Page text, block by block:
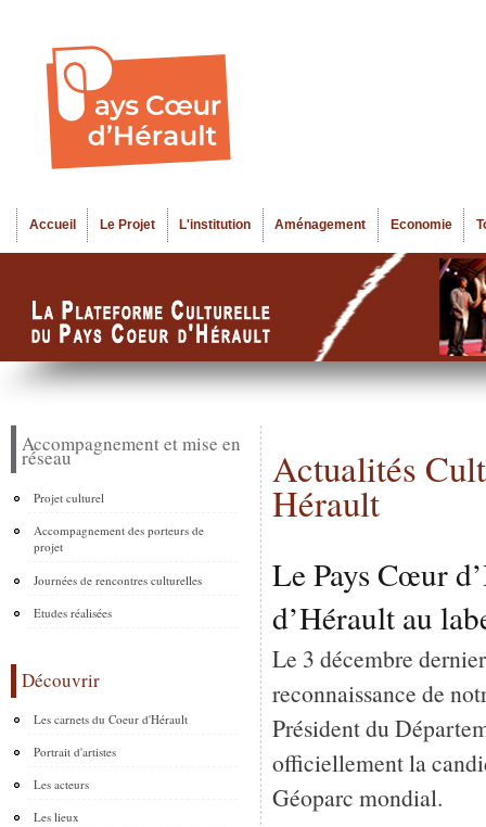
Menu principal
Accueil Le Projet L'institution Aménagement Economie
Accompagnement et mise en
réseau
Projet culturel
Accompagnement des porteurs de
projet
Journées de rencontres culturelles
Etudes réalisées
Découvrir
Les carnets du Coeur d'Hérault
Portrait d'artistes
Les acteurs
Les lieux
Actualités
Hérault
Le Pays Cœur
d’Hérault au
Le 3 décembre
reconnaissance de
Président du
officiellement la
Géoparc mondial.